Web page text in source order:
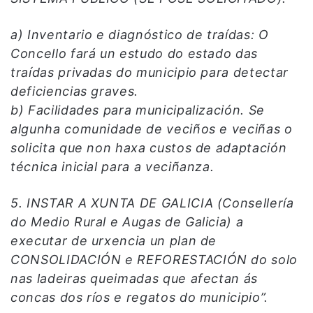
a) Inventario e diagnóstico de traídas: O
Concello fará un estudo do estado das
traídas privadas do municipio para detectar
deficiencias graves.
b) Facilidades para municipalización. Se
algunha comunidade de veciños e veciñas o
solicita que non haxa custos de adaptación
técnica inicial para a veciñanza.
5. INSTAR A XUNTA DE GALICIA (Consellería
do Medio Rural e Augas de Galicia) a
executar de urxencia un plan de
CONSOLIDACIÓN e REFORESTACIÓN do solo
nas ladeiras queimadas que afectan ás
concas dos ríos e regatos do municipio”.